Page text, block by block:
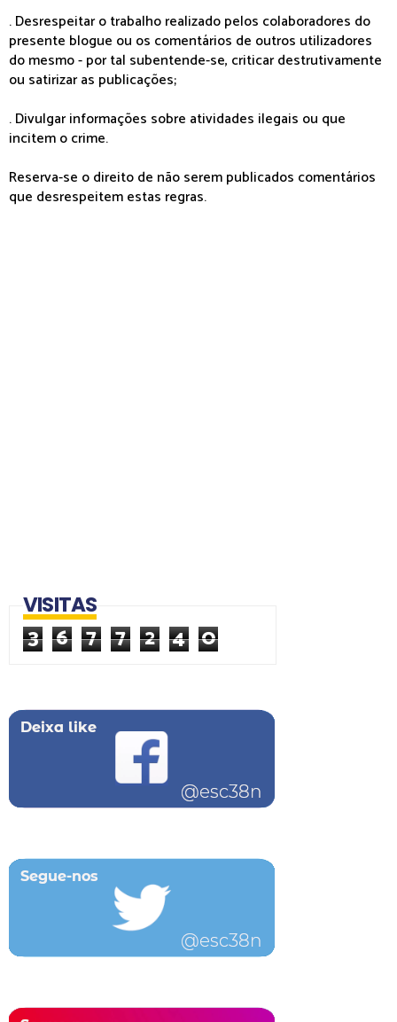
. Desrespeitar o trabalho realizado pelos colaboradores do
presente blogue ou os comentários de outros utilizadores
do mesmo - por tal subentende-se, criticar destrutivamente
ou satirizar as publicações;
. Divulgar informações sobre atividades ilegais ou que
incitem o crime.
Reserva-se o direito de não serem publicados comentários
que desrespeitem estas regras.
VISITAS
3 6 7 7 2 4 0